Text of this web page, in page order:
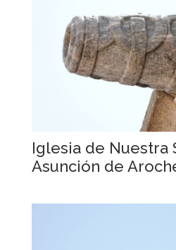
Iglesia de Nuestra
Asunción de